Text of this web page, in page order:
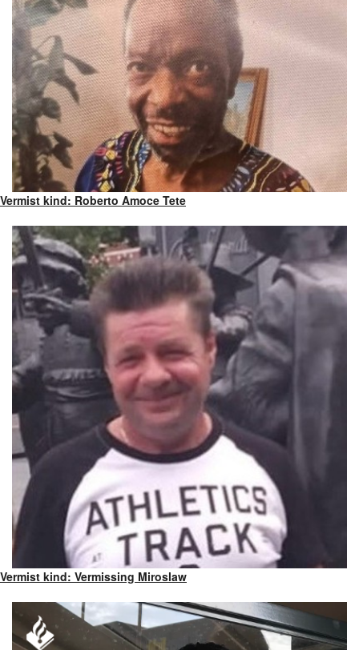
Vermist kind: Roberto Amoce Tete
Vermist kind: Vermissing Miroslaw